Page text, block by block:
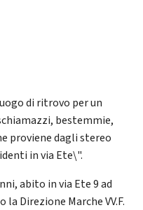
di ritrovo per un
bestemmie,
proviene dagli stereo
in via Ete\".
abito in via Ete 9 ad
Direzione Marche VV.F.